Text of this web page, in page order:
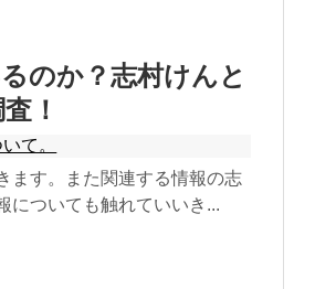
のか？志村けんと
！
て。
ます。また関連する情報の志
についても触れていいき...